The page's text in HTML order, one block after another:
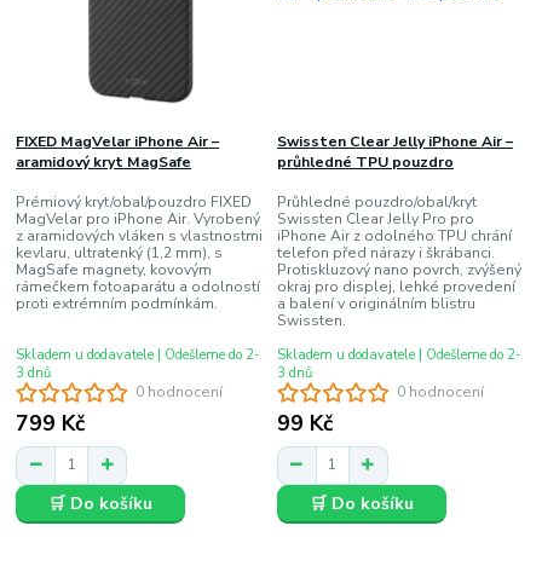
0 hodnocení
FIXED MagVelar iPhone Air –
aramidový kryt MagSafe
Prémiový kryt/obal/pouzdro FIXED
MagVelar pro iPhone Air. Vyrobený
z aramidových vláken s vlastnostmi
kevlaru, ultratenký (1,2 mm), s
MagSafe magnety, kovovým
rámečkem fotoaparátu a odolností
proti extrémním podmínkám.
799 Kč
Skladem u dodavatele | Odešleme do 2-
3 dnů
🛒 Do košíku
0 hodnocení
Swissten Clear Jelly iPhone Air –
průhledné TPU pouzdro
Průhledné pouzdro/obal/kryt
Swissten Clear Jelly Pro pro
iPhone Air z odolného TPU chrání
telefon před nárazy i škrábanci.
Protiskluzový nano povrch, zvýšený
okraj pro displej, lehké provedení
a balení v originálním blistru
Swissten.
99 Kč
Skladem u dodavatele | Odešleme do 2-
3 dnů
🛒 Do košíku